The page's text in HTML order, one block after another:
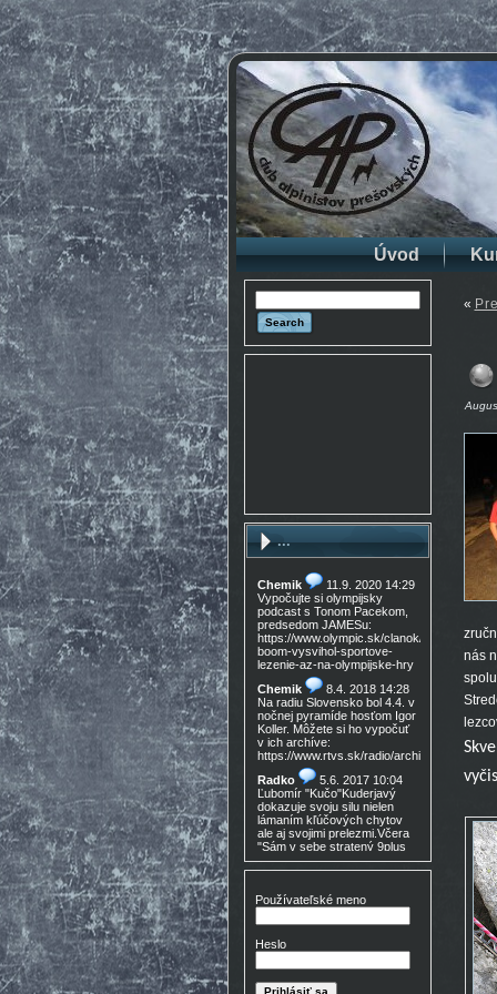
Úvod
...
Chemik
11.9. 2020 14:29
Vypočujte si olympijsky
podcast s Tonom Pacekom,
predsedom JAMESu:
https://www.olympic.sk/clanok/celosvetovy-
boom-vysvihol-sportove-
lezenie-az-na-olympijske-hry
Chemik
8.4. 2018 14:28
Na radiu Slovensko bol 4.4. v
nočnej pyramíde hosťom Igor
Koller. Môžete si ho vypočuť
v ich archíve:
https://www.rtvs.sk/radio/archiv/11436/
Radko
5.6. 2017 10:04
Ľubomír "Kučo"Kuderjavý
dokazuje svoju silu nielen
lámaním kľúčových chytov
ale aj svojimi prelezmi.Včera
"Sám v sebe stratený 9plus
,!Gratulácia!!!
15:30
Nedocenený Prešovský
lezec známy tiež ako Lajoš
Morales predá lezečky, nové
v krabici, nepoužité,
zľava nech nejem 90eur
Používateľské meno
Heslo
«
nás